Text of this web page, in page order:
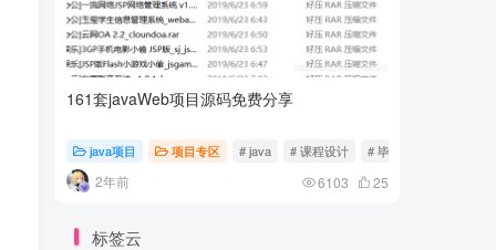
161套javaWeb项目源码免费分享
java项目 项目专区 # java # 课程设计 # 毕业设计
2年前 6103 25
标签云